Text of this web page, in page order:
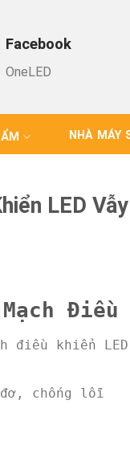
Facebook
OneLED
NHÀ MÁY
LED
điều khiển
chống lỗi